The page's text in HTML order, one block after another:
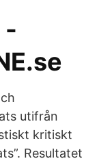
-
utifrån
kritiskt
Resultatet